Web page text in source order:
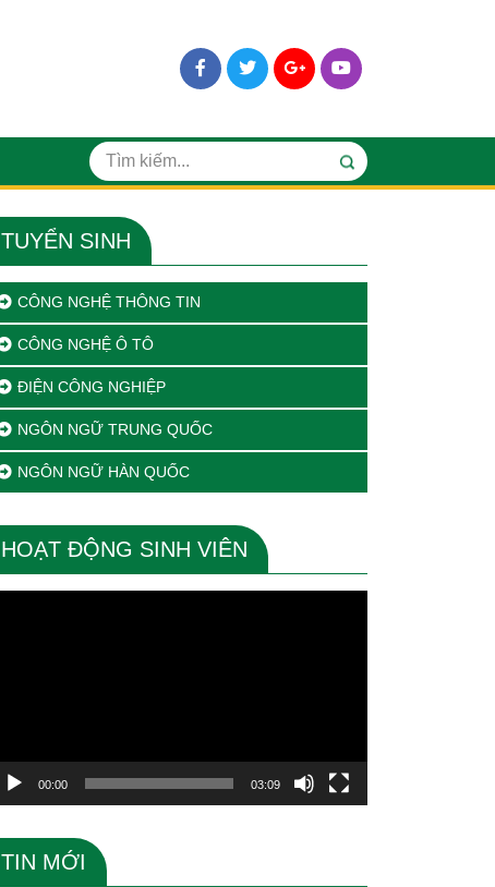
TUYỂN SINH
CÔNG NGHỆ THÔNG TIN
CÔNG NGHỆ Ô TÔ
ĐIỆN CÔNG NGHIỆP
NGÔN NGỮ TRUNG QUỐC
NGÔN NGỮ HÀN QUỐC
HOẠT ĐỘNG SINH VIÊN
00:00 03:09
TIN MỚI